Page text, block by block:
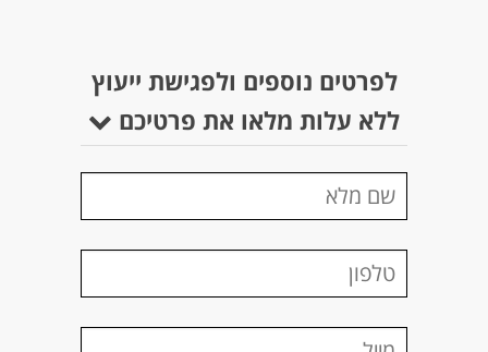
לפרטים נוספים ולפגישת ייעוץ
ללא עלות מלאו את פרטיכם